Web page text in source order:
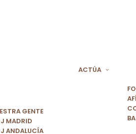
GENTE
MADRID
ANDALUCÍA
ACTÚA